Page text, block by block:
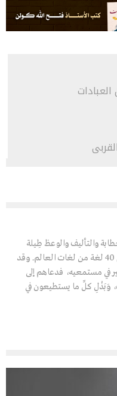
1938، ومَارَسَ الخطابة والتأليف والوعظ طِيلة
مراحل حياته، له أَزْيَدُ من 70 كتابا تُرْجِمَتْ إلى 40 لغة من لغات العالم. وقد
في مستمعيه، فدعاهم إلى
وَبَذْلِ كلِّ ما يستطيعون في